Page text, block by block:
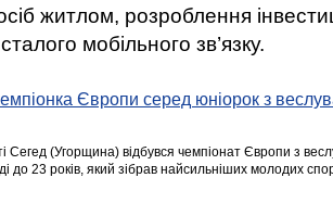
житлом, розроблення
мобільного зв’язку.
Європи серед юніорок з
Сегед (Угорщина) відбувся чемпіонат Європи з
до 23 років, який зібрав найсильніших молодих